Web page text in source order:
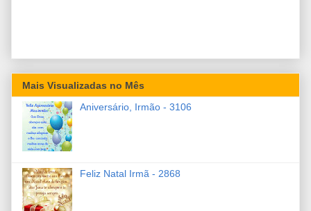
Mais Visualizadas no Mês
Aniversário, Irmão - 3106
Feliz Natal Irmã - 2868